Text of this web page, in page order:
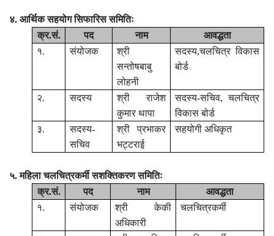
४. आर्थिक सहयोग सिफारिस समितिः
क्र.सं.
पद नाम
आवद्धता
१.
संयोजक
श्री
सन्तोषबाबु
लोहनी
सदस्य,चलचित्र विकास
बोर्ड
२. सदस्य
श्री राजेश
कुमार थापा
सदस्य-सचिव, चलचित्र
विकास बोर्ड
३.
सदस्य-
सचिव
श्री प्रभाकर
भट्टराई
सहयोगी अधिकृत
५. महिला चलचित्रकर्मी सशक्तिकरण समितिः
क्र.सं.
पद नाम
आवद्धता
१.
संयोजक
श्री केकी
अधिकारी
चलचित्रकर्मी